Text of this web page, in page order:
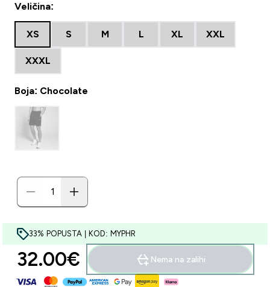
Veličina:
XS S M L XL XXL
XXXL
Boja: Chocolate
33% POPUSTA | KOD: MYPHR
32.00€‎ Nema na zalihi